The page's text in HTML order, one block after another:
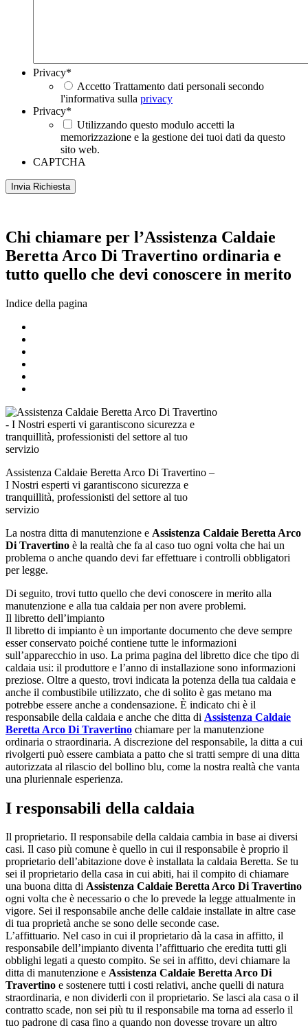
Privacy*
Accetto Trattamento dati personali secondo
l'informativa sulla privacy
Privacy*
Utilizzando questo modulo accetti la
memorizzazione e la gestione dei tuoi dati da questo
sito web.
CAPTCHA
Chi chiamare per l’Assistenza Caldaie
Beretta Arco Di Travertino ordinaria e
tutto quello che devi conoscere in merito
Indice della pagina
Assistenza Caldaie Beretta Arco Di Travertino –
I Nostri esperti vi garantiscono sicurezza e
tranquillità, professionisti del settore al tuo
servizio
La nostra ditta di manutenzione e Assistenza Caldaie Beretta Arco
Di Travertino è la realtà che fa al caso tuo ogni volta che hai un
problema o anche quando devi far effettuare i controlli obbligatori
per legge.
Di seguito, trovi tutto quello che devi conoscere in merito alla
manutenzione e alla tua caldaia per non avere problemi.
Il libretto dell’impianto
Il libretto di impianto è un importante documento che deve sempre
esser conservato poiché contiene tutte le informazioni
sull’apparecchio in uso. La prima pagina del libretto dice che tipo di
caldaia usi: il produttore e l’anno di installazione sono informazioni
preziose. Oltre a questo, trovi indicata la potenza della tua caldaia e
anche il combustibile utilizzato, che di solito è gas metano ma
potrebbe essere anche a condensazione. È indicato chi è il
responsabile della caldaia e anche che ditta di Assistenza Caldaie
Beretta Arco Di Travertino chiamare per la manutenzione
ordinaria o straordinaria. A discrezione del responsabile, la ditta a cui
rivolgerti può essere cambiata a patto che si tratti sempre di una ditta
autorizzata al rilascio del bollino blu, come la nostra realtà che vanta
una pluriennale esperienza.
I responsabili della caldaia
Il proprietario. Il responsabile della caldaia cambia in base ai diversi
casi. Il caso più comune è quello in cui il responsabile è proprio il
proprietario dell’abitazione dove è installata la caldaia Beretta. Se tu
sei il proprietario della casa in cui abiti, hai il compito di chiamare
una buona ditta di Assistenza Caldaie Beretta Arco Di Travertino
ogni volta che è necessario o che lo prevede la legge attualmente in
vigore. Sei il responsabile anche delle caldaie installate in altre case
di tua proprietà anche se sono delle seconde case.
L’affittuario. Nel caso in cui il proprietario dà la casa in affitto, il
responsabile dell’impianto diventa l’affittuario che eredita tutti gli
obblighi legati a questo compito. Se sei in affitto, devi chiamare la
ditta di manutenzione e Assistenza Caldaie Beretta Arco Di
Travertino e sostenere tutti i costi relativi, anche quelli di natura
straordinaria, e non dividerli con il proprietario. Se lasci ala casa o il
contratto scade, non sei più tu il responsabile ma torna ad esserlo il
tuo padrone di casa fino a quando non dovesse trovare un altro